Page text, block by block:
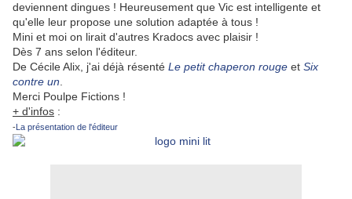
deviennent dingues ! Heureusement que Vic est intelligente et
qu'elle leur propose une solution adaptée à tous !
Mini et moi on lirait d'autres Kradocs avec plaisir !
Dès 7 ans selon l'éditeur.
De Cécile Alix, j'ai déjà résenté Le petit chaperon rouge et Six
contre un
Merci Poulpe Fictions !
+ d'infos :
-La présentation de l'éditeur